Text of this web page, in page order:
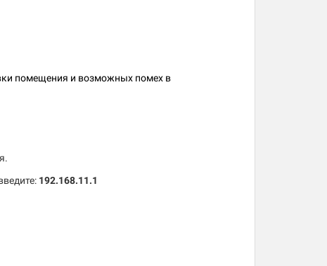
помещения и возможных помех в
192.168.11.1